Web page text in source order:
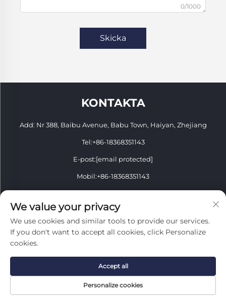
0/1000
Skicka
KONTAKTA
Add: Nr 388, Baibu Avenue, Babu Town, Haiyan, Zhejiang
Tel:+86-18368351143
E-post:[email protected]
Mobil:+86-18368351143
And Export Co., Ltd. Alla rättigheter förbehållna.
Integritetspolicy
INFORMATION
Registrera dig för att få vårt veckovisa nyhetsbrev
We value your privacy
We use cookies and similar tools to provide our services.
If you don't want to accept all cookies, click Personalize
cookies.
Personalize cookies
Accept all